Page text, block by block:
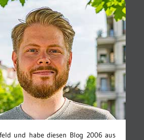
und habe diesen Blog 2006 aus